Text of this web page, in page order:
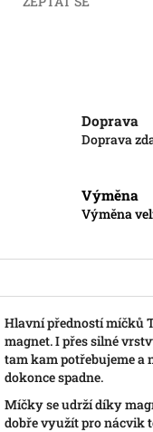
Doprava
Doprava
Výměna
Výměna
Hlavní předností míčků
magnet. I přes silné
tam kam potřebujeme a
dokonce spadne.
Míčky se udrží díky
dobře využít pro nácvik